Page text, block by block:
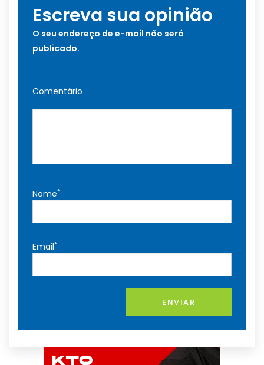
Escreva sua opinião
O seu endereço de e-mail não será
publicado.
Comentário
Nome*
Email*
ENVIAR